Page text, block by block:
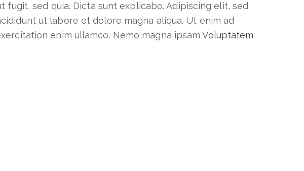
fugit, sed quia. Dicta sunt explicabo. Adipiscing elit, sed
ut labore et dolore magna aliqua. Ut enim ad
enim ullamco. Nemo magna ipsamVoluptatem